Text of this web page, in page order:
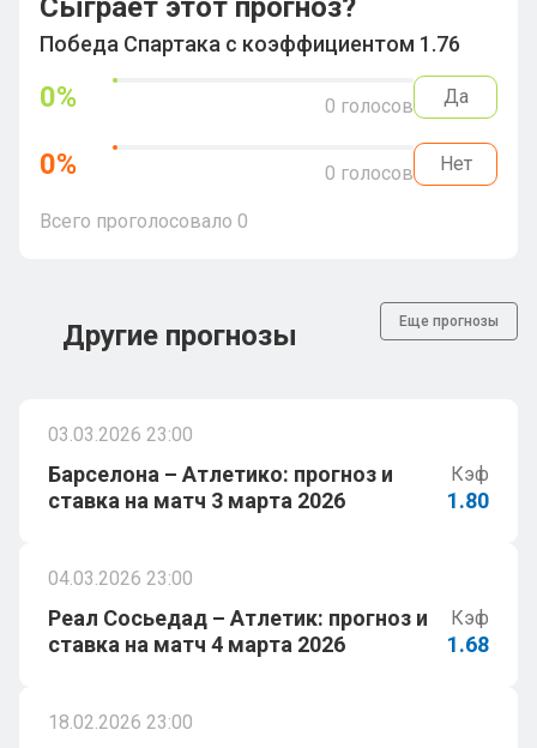
Сыграет этот прогноз?
Победа Спартака с коэффициентом 1.76
0% 0 голосов Да
0% 0 голосов Нет
Всего проголосовало 0
Другие прогнозы Еще прогнозы
03.03.2026 23:00
Барселона – Атлетико: прогноз и
ставка на матч 3 марта 2026
Кэф
1.80
04.03.2026 23:00
Реал Сосьедад – Атлетик: прогноз и
ставка на матч 4 марта 2026
Кэф
1.68
18.02.2026 23:00